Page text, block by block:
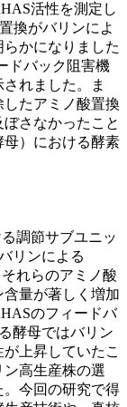
活性を測定し
換がバリンによ
かになりました
ドバック阻害機
れました。ま
たアミノ酸置換
さなかったこと
）における酵素
調節サブユニッ
リンによる
れらのアミノ酸
量が著しく増加
のフィードバ
酵母ではバリン
上昇していたこ
高生産株の選
今回の研究で得